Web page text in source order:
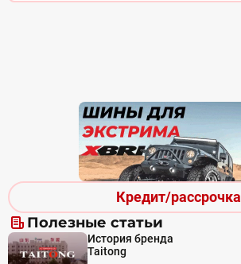
Кредит/рассрочка
Полезные статьи
История бренда
Taitong